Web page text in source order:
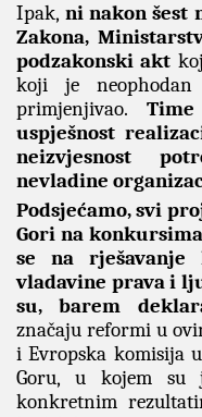
Ipak,ni nakon šest
Zakona,
podzakonski akt
koji je
primjenjivao.
uspješnost
neizvjesnost
nevladine
Podsjećamo, svi
Gori na konkursima
se na
vladavine prava i
su, barem
značaju reformi u
i Evropska komisija
Goru, u kojem su
konkretnim